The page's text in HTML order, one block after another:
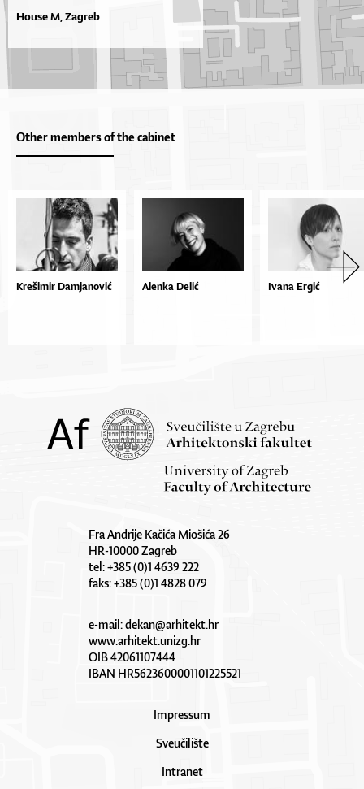
House M, Zagreb
Other members of the cabinet
Krešimir Damjanović Alenka Delić Ivana Ergić
Fra Andrije Kačića Miošića 26
HR-10000 Zagreb
tel: +385 (0)1 4639 222
faks: +385 (0)1 4828 079
e-mail:dekan@arhitekt.hr
www.arhitekt.unizg.hr
OIB 42061107444
IBAN HR5623600001101225521
Impressum
Sveučilište
Intranet